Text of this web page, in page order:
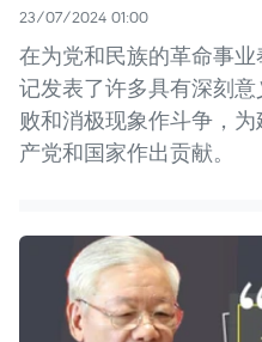
23/07/2024 01:00
在为党和民族的革命事
记发表了许多具有深刻
败和消极现象作斗争，
产党和国家作出贡献。